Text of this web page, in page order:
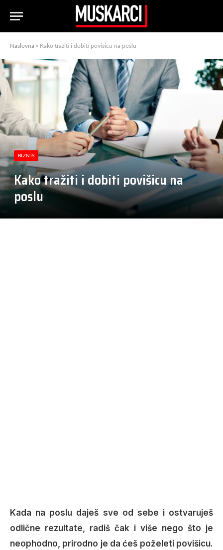
Naslovna » Kako tražiti i dobiti povišicu na poslu
BIZNIS
Kako tražiti i dobiti povišicu na
poslu
Kada na poslu daješ sve od sebe i ostvaruješ
odlične rezultate, radiš čak i više nego što je
neophodno, prirodno je da ćeš poželeti povišicu.